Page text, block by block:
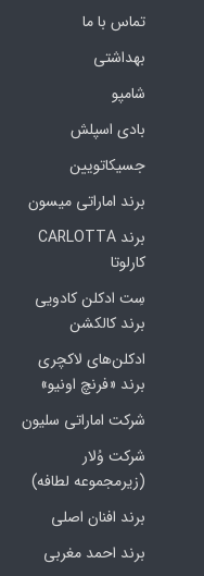
تماس با ما
بهداشتی
شامپو
بادی اسپلش
جسیکاتویین
برند اماراتی میسون
برند CARLOTTA
کارلوتا
سِت ادکلن کادویی
برند کالکشن
ادکلن‌های لاکچری
برند «فرنچ اونیو»
شرکت اماراتی سلیون
شرکت وُلار
(زیرمجموعه لطافه)
برند افنان اصلی
برند احمد مغربی